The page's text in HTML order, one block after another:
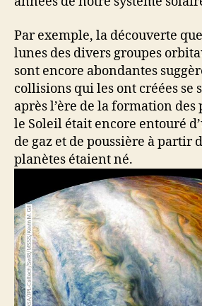
Par exemple, la découverte
lunes des divers groupes
sont encore abondantes
collisions qui les ont créées se
après l’ère de la formation des
le Soleil était encore entouré
de gaz et de poussière à partir
planètes étaient né.